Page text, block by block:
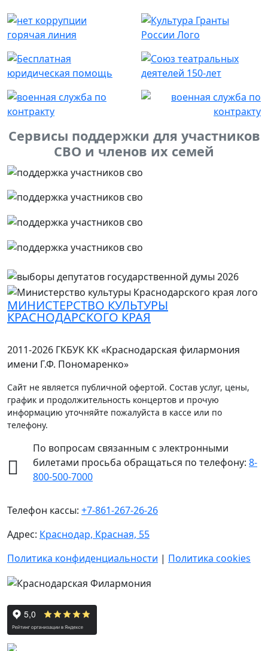
Сервисы поддержки для участников
СВО и членов их семей
МИНИСТЕРСТВО КУЛЬТУРЫ
КРАСНОДАРСКОГО КРАЯ
2011-2026 ГКБУК КК «Краснодарская филармония
имени Г.Ф. Пономаренко»
Сайт не является публичной офертой. Состав услуг, цены,
график и продолжительность концертов и прочую
информацию уточняйте пожалуйста в кассе или по
телефону.
По вопросам связанным с электронными
билетами просьба обращаться по телефону: 8-
800-500-7000
Телефон кассы: +7-861-267-26-26
Адрес: Краснодар, Красная, 55
Политика конфиденциальности | Политика cookies